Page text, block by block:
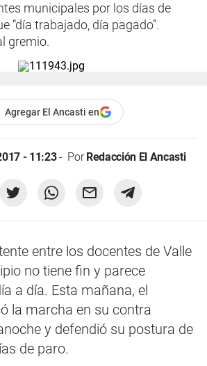
municipales por los días de
“día trabajado, día pagado”.
gremio.
Agregar El Ancasti en
- 11:23 PorRedacción El Ancasti
entre los docentes de Valle
no tiene fin y parece
a día. Esta mañana, el
la marcha en su contra
y defendió su postura de
de paro.